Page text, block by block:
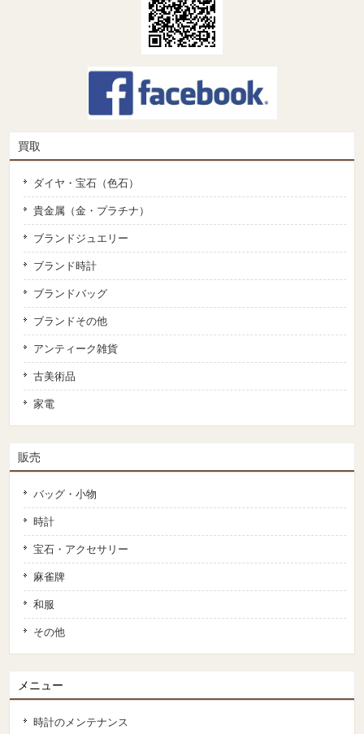
買取
ダイヤ・宝石（色石）
貴金属（金・プラチナ）
ブランドジュエリー
ブランド時計
ブランドバッグ
ブランドその他
アンティーク雑貨
古美術品
家電
販売
バッグ・小物
時計
宝石・アクセサリー
麻雀牌
和服
その他
メニュー
時計のメンテナンス